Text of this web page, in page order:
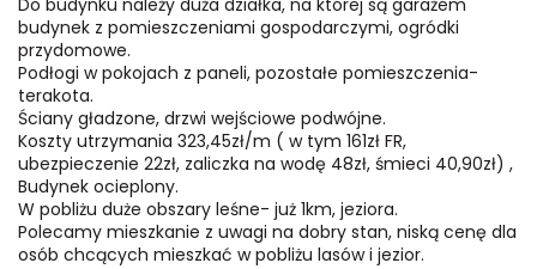
Do budynku należy duża działka, na której są garażem
budynek z pomieszczeniami gospodarczymi, ogródki
przydomowe.
Podłogi w pokojach z paneli, pozostałe pomieszczenia-
terakota.
Ściany gładzone, drzwi wejściowe podwójne.
Koszty utrzymania 323,45zł/m ( w tym 161zł FR,
ubezpieczenie 22zł, zaliczka na wodę 48zł, śmieci 40,90zł) ,
Budynek ocieplony.
W pobliżu duże obszary leśne- już 1km, jeziora.
Polecamy mieszkanie z uwagi na dobry stan, niską cenę dla
osób chcących mieszkać w pobliżu lasów i jezior.